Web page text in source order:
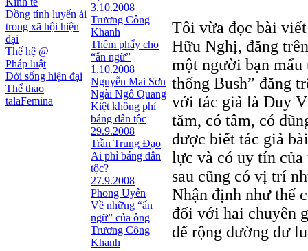
Đồng tính luyến ái
trong xã hội hiện
đại
Thế hệ @
Pháp luật
Đời sống hiện đại
Thể thao
talaFemina
3.10.2008
Trương Công
Khanh
Thêm phẩy cho
“ẩn ngữ”
1.10.2008
Nguyễn Mai Sơn
Ngài Ngô Quang
Kiệt không phỉ
báng dân tộc
29.9.2008
Trần Trung Đạo
Ai phỉ báng dân
tộc?
27.9.2008
Phong Uyên
Về những “ẩn
ngữ” của ông
Trương Công
Khanh
Tôi vừa đọc bài
Hữu Nghị, đăng
một người bạn
thống Bush” đăng
với tác giả là Duy
tăm, có tâm, có
được biết tác giả
lực và có uy tín của
sau cũng có vị trí
Nhận định như thế
đối với hai chuyên
để rộng đường dư